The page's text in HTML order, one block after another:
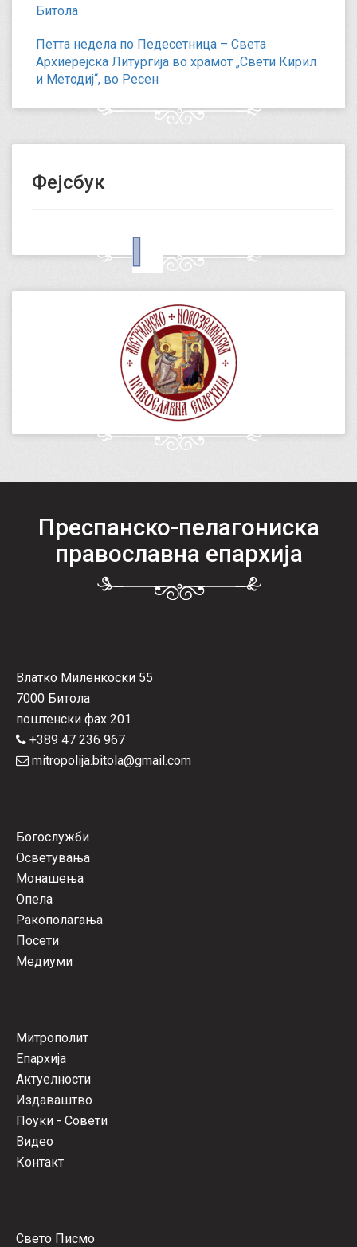
Битола
Петта недела по Педесетница – Света
Архиерејска Литургија во храмот „Свети Кирил
и Методиј“, во Ресен
Фејсбук
Преспанско-пелагониска
православна епархија
Влатко Миленкоски 55
7000 Битола
поштенски фах 201
+389 47 236 967
mitropolija.bitola@gmail.com
Богослужби
Осветувања
Монашења
Опела
Ракополагања
Посети
Медиуми
Митрополит
Епархија
Актуелности
Издаваштво
Поуки - Совети
Видео
Контакт
Свето Писмо